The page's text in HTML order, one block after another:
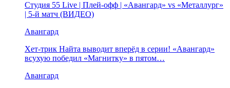
Студия 55 Live | Плей-офф | «Авангард» vs «Металлург»
| 5-й матч (ВИДЕО)
Авангард
Хет-трик Найта выводит вперёд в серии! «Авангард»
всухую победил «Магнитку» в пятом…
Авангард